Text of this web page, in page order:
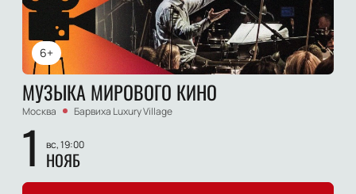
6+
МУЗЫКА МИРОВОГО КИНО
Москва Барвиха Luxury Village
1 вс, 19:00
НОЯБ